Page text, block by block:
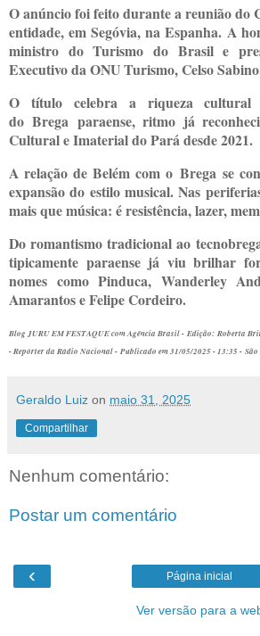
O anúncio foi feito durante a reunião do
entidade, em Segóvia, na Espanha. A
ministro do Turismo do Brasil e
Executivo da ONU Turismo, Celso
O título celebra a riqueza
do Brega paraense, ritmo já
Cultural e Imaterial do Pará desde 2021.
A relação de Belém com o Brega se
expansão do estilo musical. Nas
mais que música: é resistência, lazer,
Do romantismo tradicional ao
tipicamente paraense já viu brilhar
nomes como Pinduca, Wanderley
Amarantos e Felipe Cordeiro.
Blog JURU EM FESTAQUE com Agência Brasil - Edição: Roberta
- Repórter da Rádio Nacional - Publicado em 31/05/2025 - 13:35 - São
Geraldo Luiz on maio 31, 2025
Compartilhar
Nenhum comentário:
Postar um comentário
‹ Página inicial
Ver versão para a